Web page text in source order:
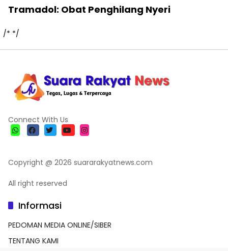
Tramadol: Obat Penghilang Nyeri
/* */
Connect With Us
Copyright @ 2026 suararakyatnews.com
All right reserved
Informasi
PEDOMAN MEDIA ONLINE/SIBER
TENTANG KAMI